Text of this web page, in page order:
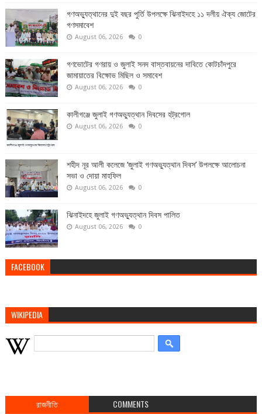
গণঅভ্যুত্থানের দুই বছর পুর্তি উপলক্ষে ঝিনাইদহে ১১ দলীয় ঐক্য জোটের
গণসমাবেশ
August 06, 2026 0
গণভোটের গণরায় ও জুলাই সনদ বাস্তবায়নের দাবিতে কোটচাঁদপুরে
জামায়াতের বিক্ষোভ মিছিল ও সমাবেশ
August 06, 2026 0
কালীগঞ্জে জুলাই গণঅভ্যুত্থান দিবসের হট্রগোল
August 06, 2026 0
শহীদ নূর আলী কলেজে ‘জুলাই গণঅভ্যুত্থান দিবস’ উপলক্ষে আলোচনা
সভা ও দোয়া মাহফিল
August 06, 2026 0
ঝিনাইদহে জুলাই গণঅভ্যুত্থান দিবস পালিত
August 06, 2026 0
FACEBOOK
WIKIPEDIA
রাজনীতি COMMENTS